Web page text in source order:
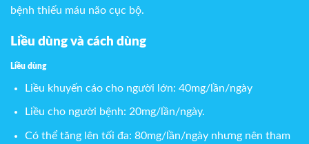
bệnh thiếu máu não cục bộ.
Liều dùng và cách dùng
Liều dùng
Liều khuyến cáo cho người lớn: 40mg/lần/ngày
Liều cho người bệnh: 20mg/lần/ngày.
Có thể tăng lên tối đa: 80mg/lần/ngày nhưng nên tham